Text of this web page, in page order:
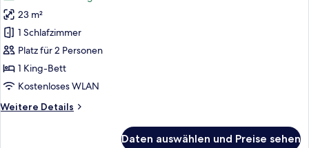
Hydromassage
King
Guestroom with
Private
Outdoor
Hot
anzeigen
23 m²
1 Schlafzimmer
Platz für 2 Personen
1 King-Bett
Kostenloses WLAN
Weitere Details
Weitere
Daten auswählen und Preise sehen